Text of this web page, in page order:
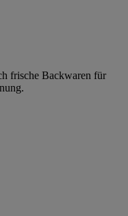
frische Backwaren für